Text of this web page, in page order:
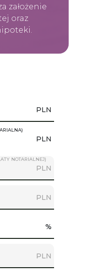
założenie
oraz
PLN
PLN
NOTARIALNEJ)
PLN
PLN
%
PLN